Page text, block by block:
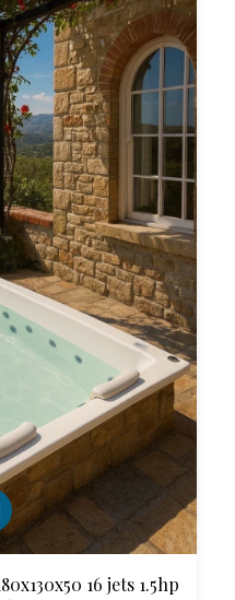
16 jets 1.5hp